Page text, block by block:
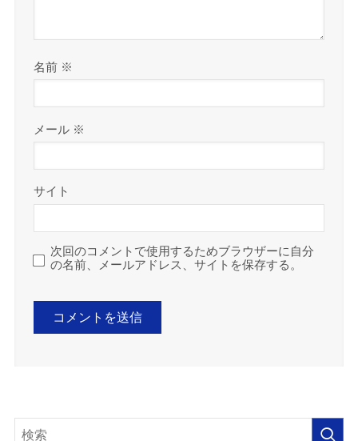
名前 ※
メール ※
サイト
次回のコメントで使用するためブラウザーに自分
の名前、メールアドレス、サイトを保存する。